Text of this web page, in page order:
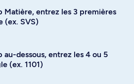
Matière, entrez les 3 premières
(ex. SVS)
au-dessous, entrez les 4 ou 5
(ex. 1101)